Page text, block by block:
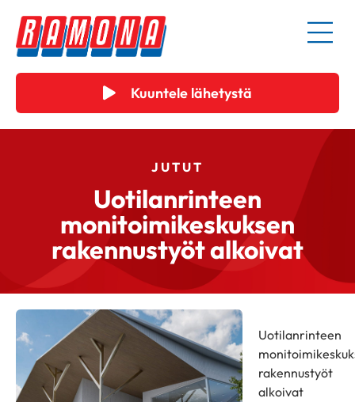
Kuuntele lähetystä
JUTUT
Uotilanrinteen
monitoimikeskuksen
rakennustyöt alkoivat
Uotilanrinteen
rakennustyöt
alkoivat